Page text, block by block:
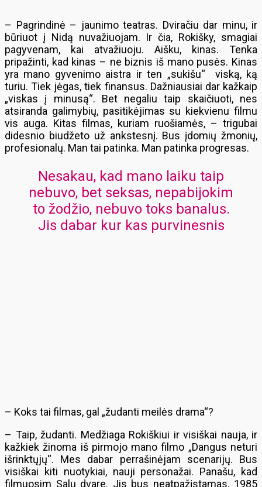
– Pagrindinė – jaunimo teatras. Dviračiu dar minu, ir
būriuot į Nidą nuvažiuojam. Ir čia, Rokišky, smagiai
pagyvenam, kai atvažiuoju. Aišku, kinas. Tenka
pripažinti, kad kinas – ne biznis iš mano pusės. Kinas
yra mano gyvenimo aistra ir ten „sukišu“ viską, ką
turiu. Tiek jėgas, tiek finansus. Dažniausiai dar kažkaip
„viskas į minusą“. Bet negaliu taip skaičiuoti, nes
atsiranda galimybių, pasitikėjimas su kiekvienu filmu
vis auga. Kitas filmas, kuriam ruošiamės, – trigubai
didesnio biudžeto už ankstesnį. Bus įdomių žmonių,
profesionalų. Man tai patinka. Man patinka progresas.
Nesakau, kad mano laiku taip
nebuvo, bet seksas, nepabijokim
to žodžio, nebuvo toks banalus.
Jis dabar kur kas purvinesnis
– Koks tai filmas, gal „žudanti meilės drama“?
– Taip, žudanti. Medžiaga Rokiškiui ir visiškai nauja, ir
kažkiek žinoma iš pirmojo mano filmo „Dangus neturi
išrinktųjų“. Mes dabar perrašinėjam scenarijų. Bus
visiškai kiti nuotykiai, nauji personažai. Panašu, kad
filmuosim Salų dvare. Jis bus neatpažįstamas. 1985